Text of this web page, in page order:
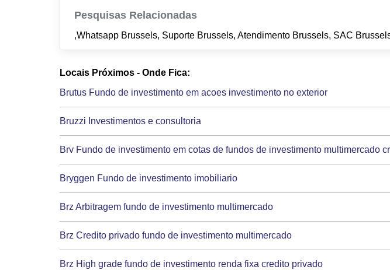
Pesquisas Relacionadas
,Whatsapp Brussels, Suporte Brussels, Atendimento Brussels, SAC
Locais Próximos - Onde Fica:
Brutus Fundo de investimento em acoes investimento no exterior
Bruzzi Investimentos e consultoria
Brv Fundo de investimento em cotas de fundos de investimento multimercado
Bryggen Fundo de investimento imobiliario
Brz Arbitragem fundo de investimento multimercado
Brz Credito privado fundo de investimento multimercado
Brz High grade fundo de investimento renda fixa credito privado